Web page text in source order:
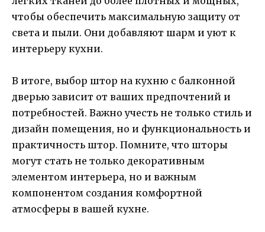
чтобы обеспечить максимальную защиту от
света и пыли. Они добавляют шарм и уют к
интерьеру кухни.
В итоге, выбор штор на кухню с балконной
дверью зависит от ваших предпочтений и
потребностей. Важно учесть не только стиль и
дизайн помещения, но и функциональность и
практичность штор. Помните, что шторы
могут стать не только декоративным
элементом интерьера, но и важным
компонентом создания комфортной
атмосферы в вашей кухне.